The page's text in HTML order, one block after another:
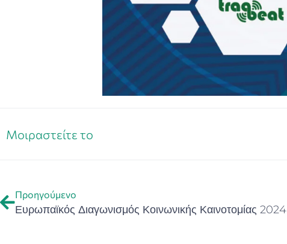
Μοιραστείτε το
Προηγούμενο
Ευρωπαϊκός Διαγωνισμός Κοινωνικής Καινοτομίας 2024